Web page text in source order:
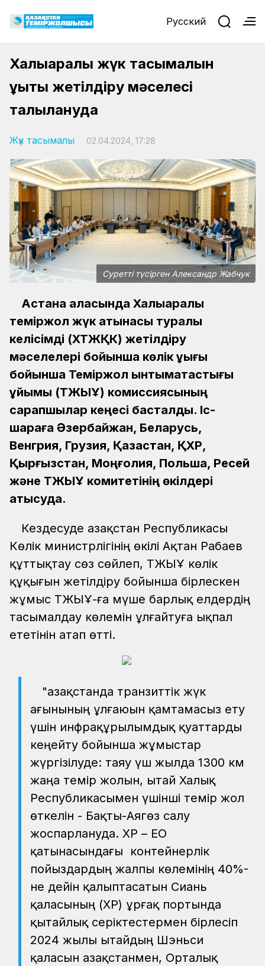
Русский
Халықаралық жүк тасымалын
құқықтық жетілдіру мәселесі
талқылануда
Жүк тасымалы 02.04.2024, 17:28
Суретті түсірген Александр Жабчук
Астана қаласында Халықаралық
теміржол жүк қатынасы туралы
келісімді (ХТЖҚК) жетілдіру
мәселелері бойынша көлік құқығы
бойынша Теміржол ынтымақтастығы
ұйымы (ТЖЫҰ) комиссиясының
сарапшылар кеңесі басталды. Іс-
шараға Әзербайжан, Беларусь,
Венгрия, Грузия, Қазақстан, ҚХР,
Қырғызстан, Моңғолия, Польша, Ресей
және ТЖЫҰ комитетінің өкілдері
қатысуда.
Кездесуде Қазақстан Республикасы
Көлік министрлігінің өкілі Ақтан Рабаев
құттықтау сөз сөйлеп, ТЖЫҰ көлік
құқығын жетілдіру бойынша бірлескен
жұмыс ТЖЫҰ-ға мүше барлық елдердің
тасымалдау көлемін ұлғайтуға ықпал
ететінін атап өтті.
"Қазақстанда транзиттік жүк
ағынының ұлғаюын қамтамасыз ету
үшін инфрақұрылымдық қуаттарды
кеңейту бойынша жұмыстар
жүргізілуде: таяу үш жылда 1300 км
жаңа темір жолын, Қытай Халық
Республикасымен үшінші темір жол
өткелін - Бақты-Аягөз салу
жоспарлануда. ҚХР – ЕО
қатынасындағы контейнерлік
пойыздардың жалпы көлемінің 40%-
не дейін қалыптасатын Сиань
қаласының (ҚХР) Құрғақ портында
қытайлық серіктестермен бірлесіп
2024 жылы Қытайдың Шэньси
қаласын Қазақстанмен, Орталық